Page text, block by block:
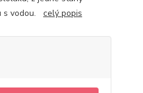
s vodou. celý popis